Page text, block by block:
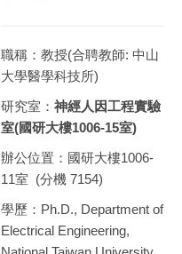
職稱：教授(合聘教師: 中山
大學醫學科技所)
研究室： 神經人因工程實驗
室(國研大樓1006-15室)
辦公位置：國研大樓1006-
11室 (分機 7154)
學歷：Ph.D., Department of
Electrical Engineering,